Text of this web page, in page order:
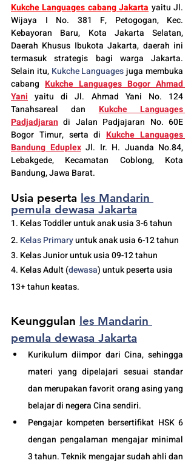
Kukche Languages cabang Jakarta yaitu Jl.
Wijaya I No. 381 F, Petogogan, Kec.
Kebayoran Baru, Kota Jakarta Selatan,
Daerah Khusus Ibukota Jakarta, daerah ini
termasuk strategis bagi warga Jakarta.
Selain itu, Kukche Languages juga membuka
cabang Kukche Languages Bogor Ahmad
Yani yaitu di Jl. Ahmad Yani No. 124
Tanahsareal dan
Kukche Languages
Padjadjaran di Jalan Padjajaran No. 60E
Bogor Timur, serta di Kukche Languages
Bandung Eduplex Jl. Ir. H. Juanda No.84,
Lebakgede, Kecamatan Coblong, Kota
Bandung, Jawa Barat.
Usia peserta les Mandarin
pemula dewasa Jakarta
1. Kelas Toddler untuk anak usia 3-6 tahun
2. Kelas Primary untuk anak usia 6-12 tahun
3. Kelas Junior untuk usia 09-12 tahun
4. Kelas Adult (dewasa) untuk peserta usia
13+ tahun keatas.
Keunggulan les Mandarin
pemula dewasa Jakarta
Kurikulum diimpor dari Cina, sehingga
materi yang dipelajari sesuai standar
dan merupakan favorit orang asing yang
belajar di negera Cina sendiri.
Pengajar kompeten bersertifikat HSK 6
dengan pengalaman mengajar minimal
3 tahun. Teknik mengajar sudah ahli dan